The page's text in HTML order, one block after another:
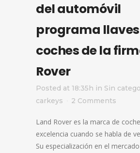
del automóvil
programa
coches de la
Rover
Posted at 18:35h in Sin
carkeys
2 Comments
Land Rover es la marca de
excelencia cuando se habla de
Su especialización en el